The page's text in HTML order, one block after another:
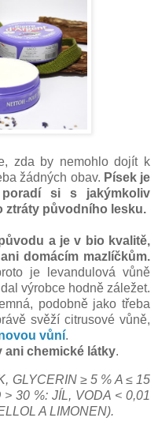
zda by nemohlo dojít k
žádných obav. Písek je
si s jakýmkoliv
ztráty původního lesku.
a je v bio kvalitě,
domácím mazlíčkům.
je levandulová vůně
výrobce hodně záležet.
podobně jako třeba
svěží citrusové vůně,
vůní.
ani chemické látky.
GLYCERIN ≥ 5 % A ≤ 15
30 %: JÍL, VODA < 0,01
A LIMONEN).